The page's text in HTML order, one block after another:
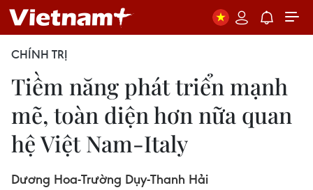
CHÍNH TRỊ
Tiềm năng phát triển mạnh
mẽ, toàn diện hơn nữa quan
hệ Việt Nam-Italy
Dương Hoa-Trường Dụy-Thanh Hải